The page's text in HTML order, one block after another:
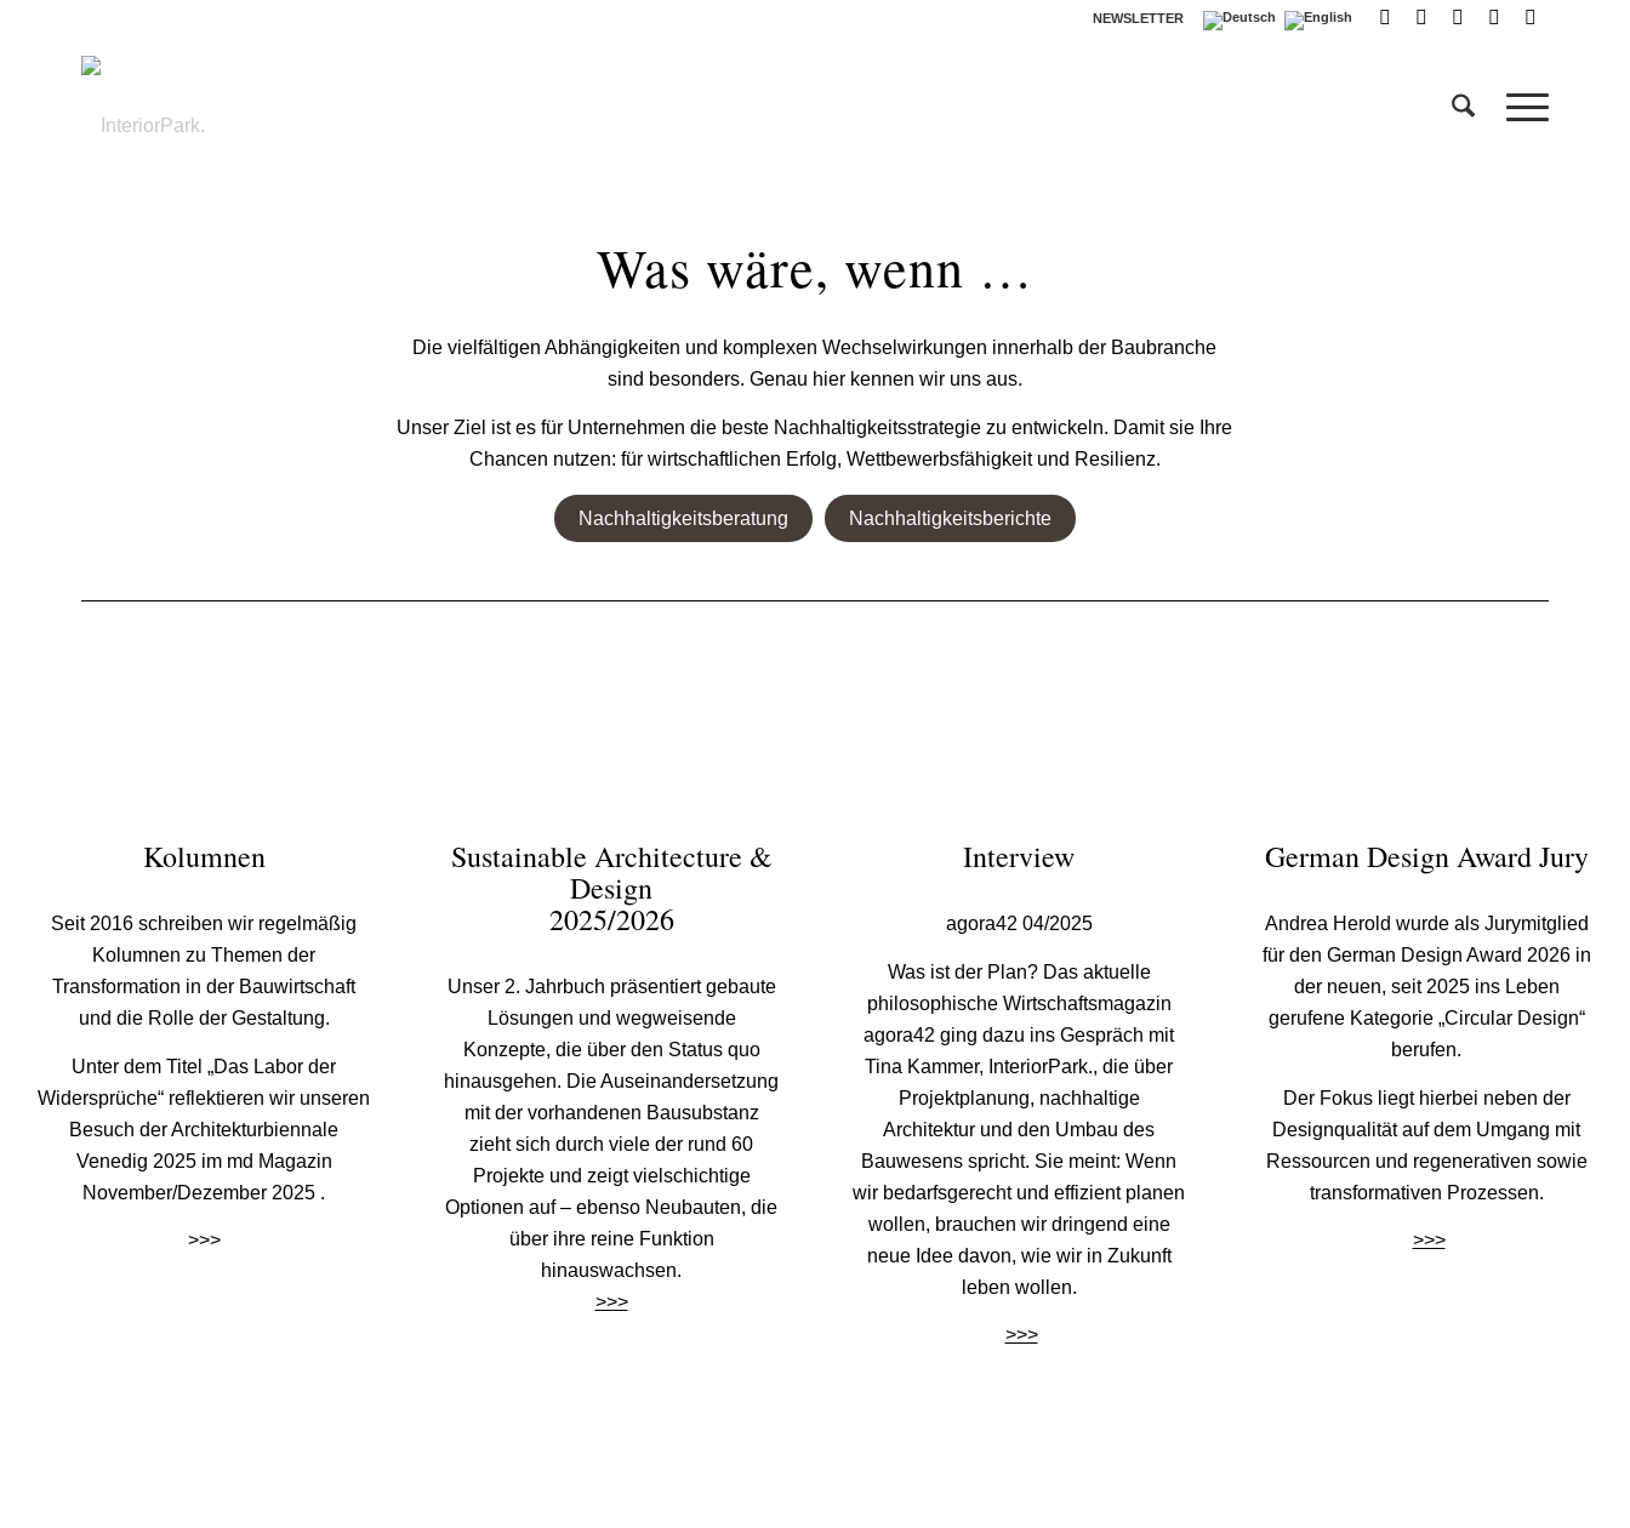
NEWSLETTER
Was wäre, wenn …
Die vielfältigen Abhängigkeiten und komplexen Wechselwirkungen innerhalb der Baubranche
sind besonders. Genau hier kennen wir uns aus.
Unser Ziel ist es für Unternehmen die beste Nachhaltigkeitsstrategie zu entwickeln. Damit sie Ihre
Chancen nutzen: für wirtschaftlichen Erfolg, Wettbewerbsfähigkeit und Resilienz.
Nachhaltigkeitsberatung Nachhaltigkeitsberichte
Kolumnen
Seit 2016 schreiben wir regelmäßig
Kolumnen zu Themen der
Transformation in der Bauwirtschaft
und die Rolle der Gestaltung.
Unter dem Titel „Das Labor der
Widersprüche“ reflektieren wir unseren
Besuch der Architekturbiennale
Venedig 2025 im md Magazin
November/Dezember 2025 .
>>>
Sustainable Architecture &
Design
2025/2026
Unser 2. Jahrbuch präsentiert gebaute
Lösungen und wegweisende
Konzepte, die über den Status quo
hinausgehen. Die Auseinandersetzung
mit der vorhandenen Bausubstanz
zieht sich durch viele der rund 60
Projekte und zeigt vielschichtige
Optionen auf – ebenso Neubauten, die
über ihre reine Funktion
hinauswachsen.
>>>
Interview
agora42 04/2025
Was ist der Plan? Das aktuelle
philosophische Wirtschaftsmagazin
agora42 ging dazu ins Gespräch mit
Tina Kammer, InteriorPark., die über
Projektplanung, nachhaltige
Architektur und den Umbau des
Bauwesens spricht. Sie meint: Wenn
wir bedarfsgerecht und effizient planen
wollen, brauchen wir dringend eine
neue Idee davon, wie wir in Zukunft
leben wollen.
>>>
German Design Award Jury
Andrea Herold wurde als Jurymitglied
für den German Design Award 2026 in
der neuen, seit 2025 ins Leben
gerufene Kategorie „Circular Design“
berufen.
Der Fokus liegt hierbei neben der
Designqualität auf dem Umgang mit
Ressourcen und regenerativen sowie
transformativen Prozessen.
>>>